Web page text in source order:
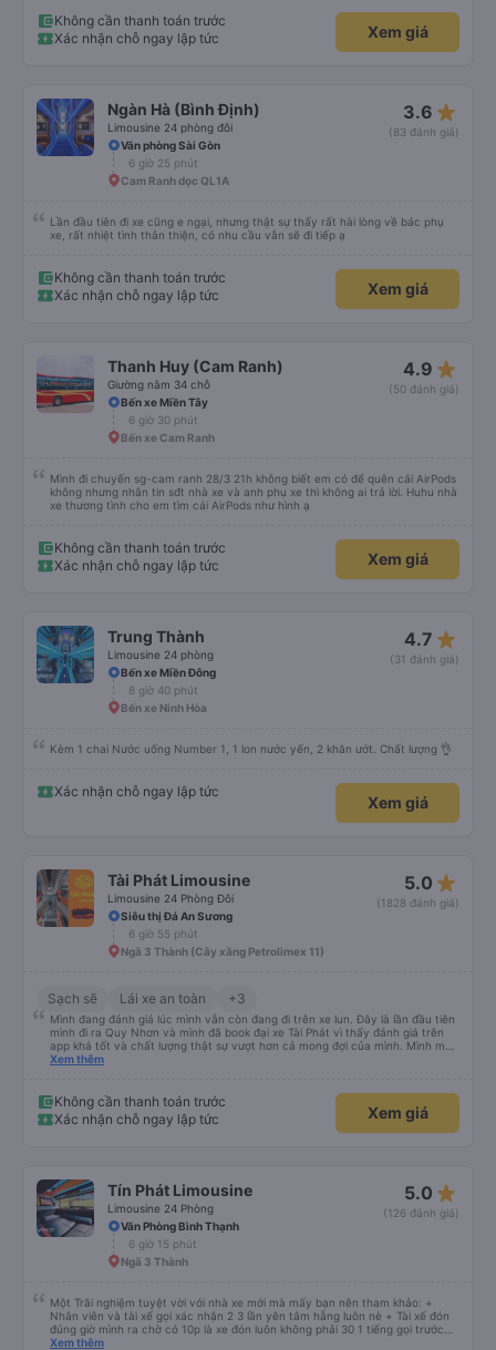
Không cần thanh toán trước
Xác nhận chỗ ngay lập tức
Xem giá
Ngàn Hà (Bình Định)
Limousine 24 phòng đôi
3.6 star_rate
(83 đánh giá)
Văn phòng Sài Gòn
6 giờ 25 phút
Cam Ranh dọc QL1A
Lần đầu tiên đi xe cũng e ngại, nhưng thật sự thấy rất hài lòng về bác phụ
xe, rất nhiệt tình thân thiện, có nhu cầu vẫn sẽ đi tiếp ạ
Không cần thanh toán trước
Xác nhận chỗ ngay lập tức
Xem giá
Thanh Huy (Cam Ranh)
Giường nằm 34 chỗ
4.9 star_rate
(50 đánh giá)
Bến xe Miền Tây
6 giờ 30 phút
Bến xe Cam Ranh
Mình đi chuyến sg-cam ranh 28/3 21h không biết em có để quên cái AirPods
không nhưng nhắn tin sđt nhà xe và anh phụ xe thì không ai trả lời. Huhu nhà
xe thương tình cho em tìm cái AirPods như hình ạ
Không cần thanh toán trước
Xác nhận chỗ ngay lập tức
Xem giá
Trung Thành
Limousine 24 phòng
4.7 star_rate
(31 đánh giá)
Bến xe Miền Đông
8 giờ 40 phút
Bến xe Ninh Hòa
Kèm 1 chai Nước uống Number 1, 1 lon nước yến, 2 khăn ướt. Chất lượng 👌
Xác nhận chỗ ngay lập tức
Xem giá
Tài Phát Limousine
Limousine 24 Phòng Đôi
5.0 star_rate
(1828 đánh giá)
Siêu thị Đá An Sương
6 giờ 55 phút
Ngã 3 Thành (Cây xăng Petrolimex 11)
Sạch sẽ Lái xe an toàn +3
Mình đang đánh giá lúc mình vẫn còn đang đi trên xe lun. Đây là lần đầu tiên
mình đi ra Quy Nhơn và mình đã book đại xe Tài Phát vì thấy đánh giá trên
app khá tốt và chất lượng thật sự vượt hơn cả mong đợi của mình. Mình mua
giường đôi và vừa đủ cho 2 người. Nhân viên của nhà xe phải nói là siêu nhiệt
trung chuyển và lên xe lớn thì luôn hỗ trợ xách vali giùm tụi mình. Trên xe thì
có cả bánh và sữa miễn phí cho khách còn chuẩn bị cả thuốc say xe, dép,
mền, gối và đặc biệt là có gối ôm. Nchung là phải chấm nhà xe 10 sao mới
Xem thêm
Không cần thanh toán trước
Xác nhận chỗ ngay lập tức
Xem giá
Tín Phát Limousine
Limousine 24 Phòng
5.0 star_rate
(126 đánh giá)
Văn Phòng Bình Thạnh
6 giờ 15 phút
Ngã 3 Thành
Một Trãi nghiệm tuyệt vời với nhà xe mới mà mấy bạn nên tham khảo: +
Nhân viên và tài xế gọi xác nhận 2 3 lần yên tâm hẵng luôn nè + Tài xế đón
đúng giờ mình ra chờ có 10p là xe đón luôn không phải 30 1 tiếng gọi trước
đợi cực + Xe mới, xịn, thơm và Đặt biệt là cực kỳ ưng mền gối trên xe luôn
Xem thêm